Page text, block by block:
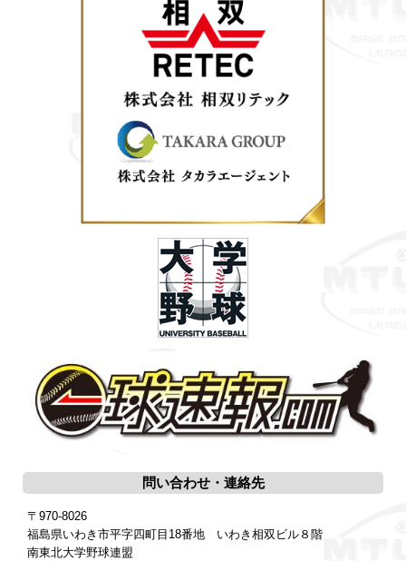
問い合わせ・連絡先
〒970-8026
福島県いわき市平字四町目18番地 いわき相双ビル８階
南東北大学野球連盟